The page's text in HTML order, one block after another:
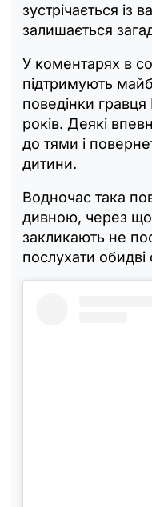
зустрічається із
залишається
У коментарях в
підтримують
поведінки
років. Деякі
до тями і
дитини.
Водночас така
дивною, через
закликають не
послухати обидві